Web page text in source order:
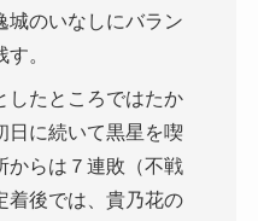
城のいなしにバラン
。
したところではたか
日に続いて黒星を喫
からは７連敗（不戦
着後では、貴乃花の